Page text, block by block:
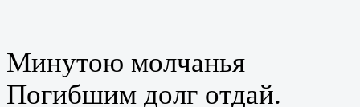
Минутою молчанья
Погибшим долг отдай.